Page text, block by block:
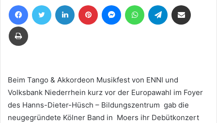
eine
E-
FacebookTwitter LinkedIn Pinterest MessengerWhatsAppTelegram
Drucken
Beim Tango & Akkordeon Musikfest von ENNI und
Volksbank Niederrhein kurz vor der Europawahl im Foyer
des Hanns-Dieter-Hüsch – Bildungszentrum gab die
neugegründete Kölner Band in Moers ihr Debütkonzert